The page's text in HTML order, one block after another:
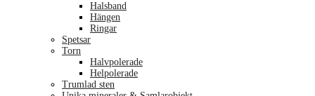
Halsband
Hängen
Ringar
Spetsar
Torn
Halvpolerade
Helpolerade
Trumlad sten